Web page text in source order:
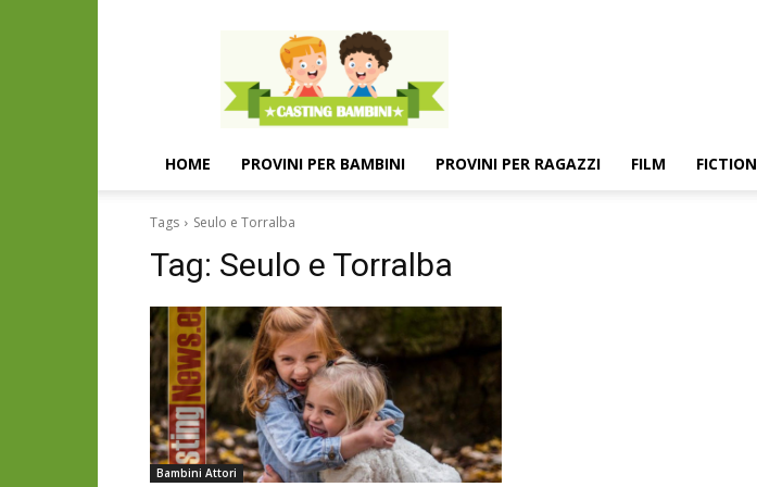
Casting
e
provini
per
bambini
e
HOME PROVINI PER BAMBINI PROVINI PER RAGAZZI FILM FICTION
Tags Seulo e Torralba
Tag: Seulo e Torralba
Bambini Attori